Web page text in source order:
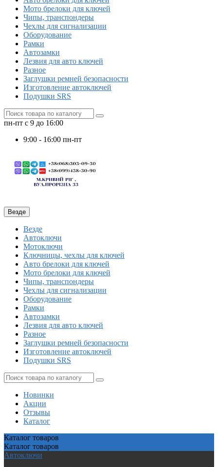
Мото брелоки для ключей
Чипы, транспондеры
Чехлы для сигнализации
Оборудование
Рамки
Автозамки
Лезвия для авто ключей
Разное
Заглушки ремней безопасности
Изготовление автоключей
Подушки SRS
пн-пт с 9 до 16:00
9:00 - 16:00 пн-пт
Везде
Везде
Автоключи
Мотоключи
Ключницы, чехлы для ключей
Авто брелоки для ключей
Мото брелоки для ключей
Чипы, транспондеры
Чехлы для сигнализации
Оборудование
Рамки
Автозамки
Лезвия для авто ключей
Разное
Заглушки ремней безопасности
Изготовление автоключей
Подушки SRS
Новинки
Акции
Отзывы
Каталог
Каталог товаров
Каталог товаров
Автоключи